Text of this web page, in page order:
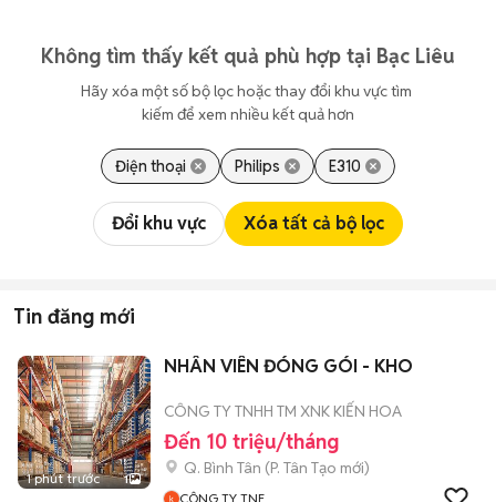
Không tìm thấy kết quả phù hợp tại Bạc Liêu
Hãy xóa một số bộ lọc hoặc thay đổi khu vực tìm
kiếm để xem nhiều kết quả hơn
Điện thoại Philips E310
Đổi khu vực Xóa tất cả bộ lọc
Tin đăng mới
1 phút trước 1
NHÂN VIÊN ĐÓNG GÓI - KHO
CÔNG TY TNHH TM XNK KIẾN HOA
Đến 10 triệu/tháng
Q. Bình Tân (P. Tân Tạo mới)
CÔNG TY TNF